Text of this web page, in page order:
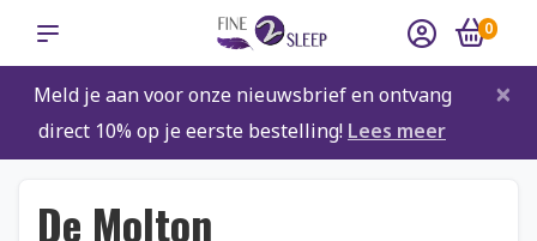
0
Meld je aan voor onze nieuwsbrief en ontvang
direct 10% op je eerste bestelling! Lees meer
×
De Molton